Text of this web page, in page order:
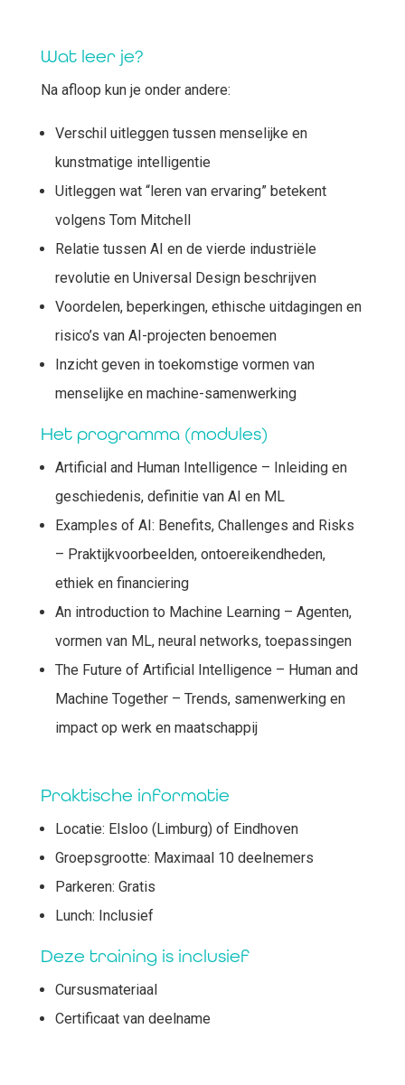
Wat leer je?
Na afloop kun je onder andere:
Verschil uitleggen tussen menselijke en
kunstmatige intelligentie
Uitleggen wat “leren van ervaring” betekent
volgens Tom Mitchell
Relatie tussen AI en de vierde industriële
revolutie en Universal Design beschrijven
Voordelen, beperkingen, ethische uitdagingen en
risico’s van AI-projecten benoemen
Inzicht geven in toekomstige vormen van
menselijke en machine-samenwerking
Het programma (modules)
Artificial and Human Intelligence – Inleiding en
geschiedenis, definitie van AI en ML
Examples of AI: Benefits, Challenges and Risks
– Praktijkvoorbeelden, ontoereikendheden,
ethiek en financiering
An introduction to Machine Learning – Agenten,
vormen van ML, neural networks, toepassingen
The Future of Artificial Intelligence – Human and
Machine Together – Trends, samenwerking en
impact op werk en maatschappij
Praktische informatie
Locatie: Elsloo (Limburg) of Eindhoven
Groepsgrootte: Maximaal 10 deelnemers
Parkeren: Gratis
Lunch: Inclusief
Deze training is inclusief
Cursusmateriaal
Certificaat van deelname